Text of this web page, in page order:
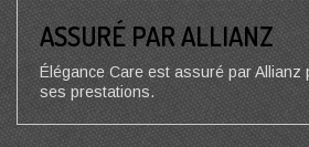
ASSURÉ PAR ALLIANZ
Élégance Care est assuré par Allianz
ses prestations.